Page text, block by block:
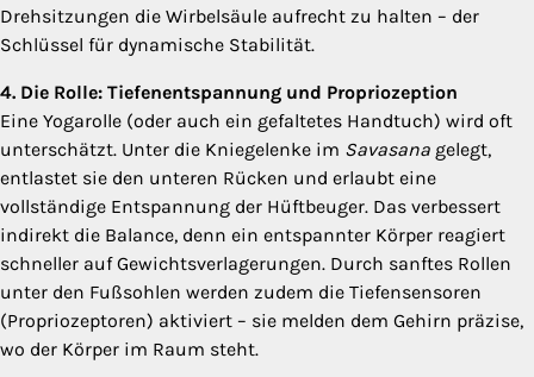
Drehsitzungen die Wirbelsäule aufrecht zu halten – der
Schlüssel für dynamische Stabilität.
4. Die Rolle: Tiefenentspannung und Propriozeption
Eine Yogarolle (oder auch ein gefaltetes Handtuch) wird oft
unterschätzt. Unter die Kniegelenke im Savasana gelegt,
entlastet sie den unteren Rücken und erlaubt eine
vollständige Entspannung der Hüftbeuger. Das verbessert
indirekt die Balance, denn ein entspannter Körper reagiert
schneller auf Gewichtsverlagerungen. Durch sanftes Rollen
unter den Fußsohlen werden zudem die Tiefensensoren
(Propriozeptoren) aktiviert – sie melden dem Gehirn präzise,
wo der Körper im Raum steht.